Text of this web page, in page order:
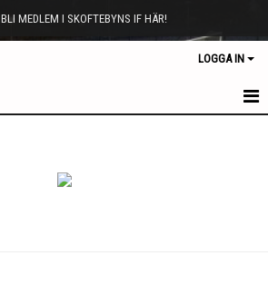
BLI MEDLEM I SKOFTEBYNS IF HÄR!
LOGGA IN